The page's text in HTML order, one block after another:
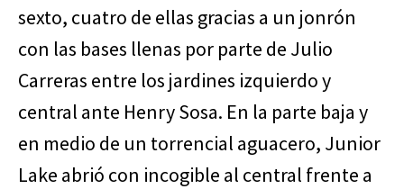
sexto, cuatro de ellas gracias a un jonrón
con las bases llenas por parte de Julio
Carreras entre los jardines izquierdo y
central ante Henry Sosa. En la parte baja y
en medio de un torrencial aguacero, Junior
Lake abrió con incogible al central frente a